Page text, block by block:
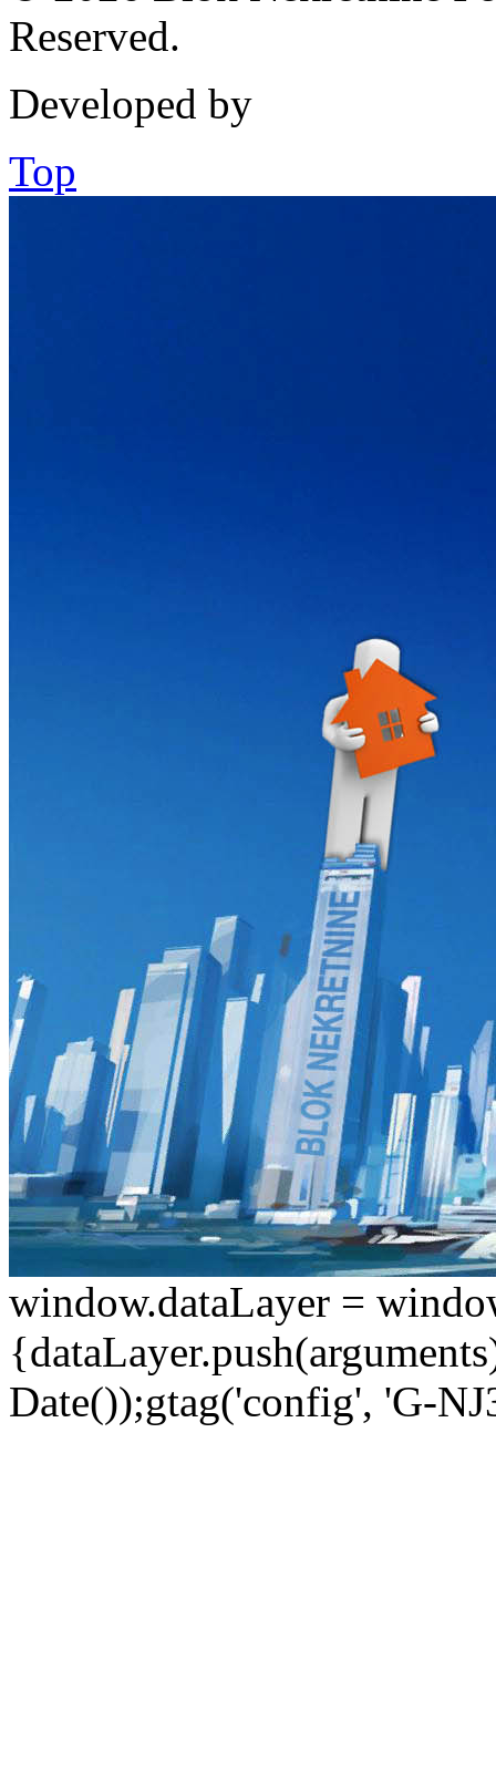
Reserved.
Developed by
Top
window.dataLayer =
Date());gtag('config', 'G-